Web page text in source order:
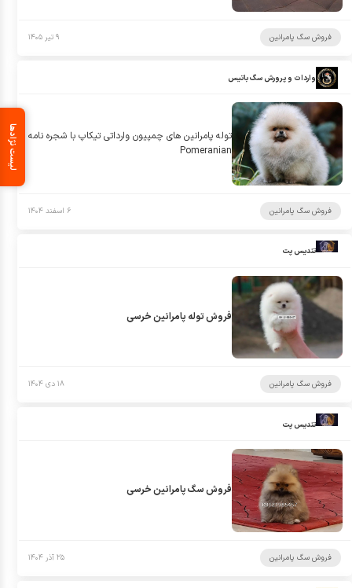
لیست نژادها
فروش سگ پامرانین ۹ تیر ۱۴۰۵
واردات و پرورش سگ باتیس
توله پامرانین های چمپیون وارداتی تیکاپ با شجره نامه
Pomeranian
فروش سگ پامرانین ۶ اسفند ۱۴۰۴
تندیس پت
فروش توله پامرانین خرسی
فروش سگ پامرانین ۱۸ دی ۱۴۰۴
تندیس پت
فروش سگ پامرانین خرسی
فروش سگ پامرانین ۲۵ آذر ۱۴۰۴